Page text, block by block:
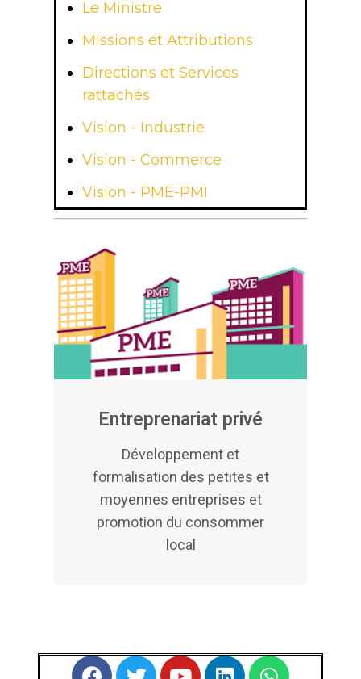
Le Ministre
Missions et Attributions
Directions et Services
rattachés
Vision - Industrie
Vision - Commerce
Vision - PME-PMI
Entreprenariat privé
Développement et
formalisation des petites et
moyennes entreprises et
promotion du consommer
local